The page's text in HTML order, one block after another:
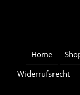
Home
Widerrufsrecht